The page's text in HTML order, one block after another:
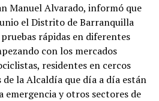
Manuel Alvarado, informó que
el Distrito de Barranquilla
rápidas en diferentes
con los mercados
residentes en cercos
la Alcaldía que día a día están
emergencia y otros sectores de